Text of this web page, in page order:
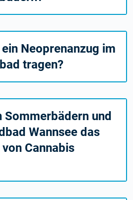
Neoprenanzug im
tragen?
Sommerbädern und
Wannsee das
Cannabis